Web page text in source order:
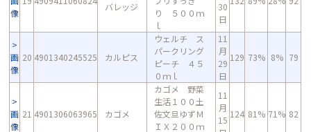
像
バレッジ
り ５００ｍ
ｌ
30
日
画
像
20 4901340245525 カルピス
ウェルチ ス
パークリング
ピーチ ４５
０ｍｌ
11
月
29
日
129 73% 8% 79
画
像
21 4901306063965 カゴメ
カゴメ 野菜
生活１００土
佐文旦ゆずＭ
ＩＸ２００ｍ
11
月
15
124 81% 71% 82